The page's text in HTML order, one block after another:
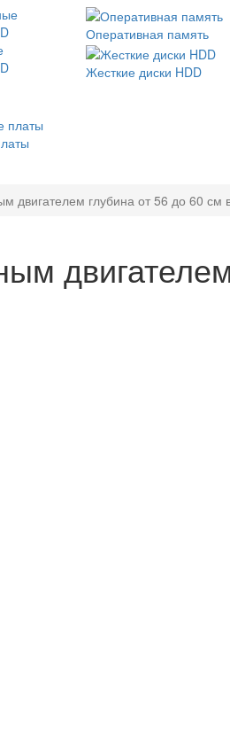
Оперативная память
Жесткие диски HDD
двигателем глубина от 56 до 60 см